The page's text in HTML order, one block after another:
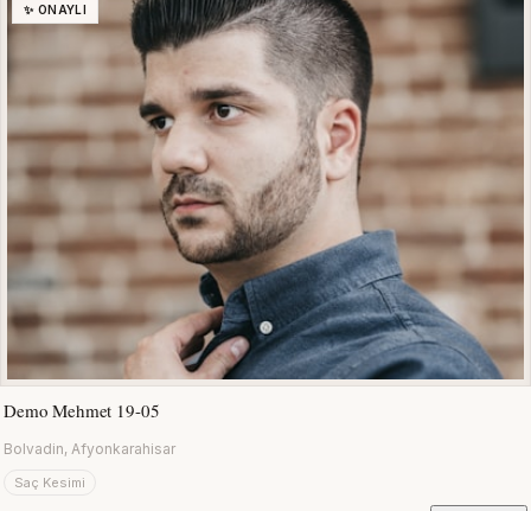
✨ ONAYLI
Demo Mehmet 19-05
Bolvadin, Afyonkarahisar
Saç Kesimi